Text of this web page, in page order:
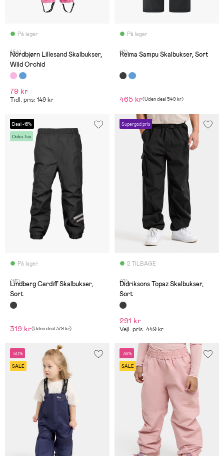
På lager
(54)
Nordbjørn Lillesand Skalbukser,
Wild Orchid
79 kr
Tidl. pris: 149 kr
På lager
(0)
Reima Sampu Skalbukser, Sort
465 kr(Uden deal549 kr)
Deal -16%
Oeko-Tex
På lager
(15)
Lindberg Cardiff Skalbukser,
Sort
319 kr(Uden deal379 kr)
Supergod pris
2 TILBAGE
(0)
Didriksons Topaz Skalbukser,
Sort
291 kr
Vejl. pris: 449 kr
-50%
SALE
-36%
SALE